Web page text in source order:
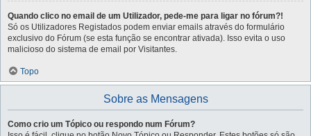
Quando clico no email de um Utilizador, pede-me para ligar no fórum?!
Só os Utilizadores Registados podem enviar emails através do formulário
exclusivo do Fórum (se esta função se encontrar ativada). Isso evita o uso
malicioso do sistema de email por Visitantes.
Topo
Sobre as Mensagens
Como crio um Tópico ou respondo num Fórum?